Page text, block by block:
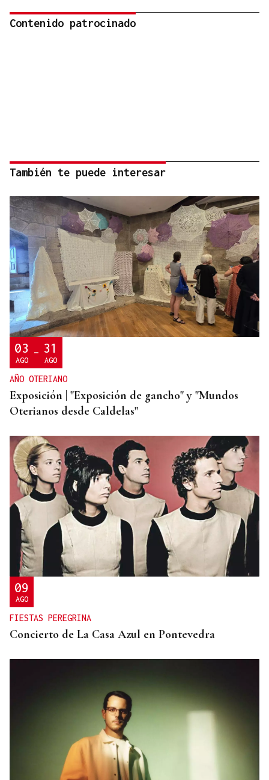
Contenido patrocinado
También te puede interesar
03
AGO - 31
AGO
AÑO OTERIANO
Exposición | "Exposición de gancho" y "Mundos
Oterianos desde Caldelas"
09
AGO
FIESTAS PEREGRINA
Concierto de La Casa Azul en Pontevedra